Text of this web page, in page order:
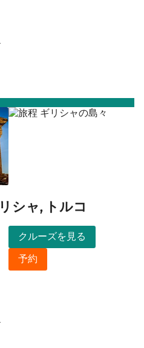
シャ, トルコ
クルーズを見る
予約